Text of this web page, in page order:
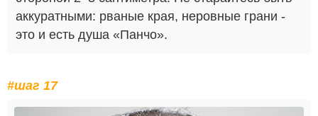
аккуратными: рваные края, неровные грани -
это и есть душа «Панчо».
#шаг 17